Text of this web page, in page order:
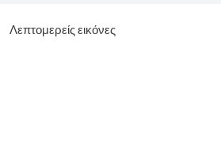
Λεπτομερείς εικόνες